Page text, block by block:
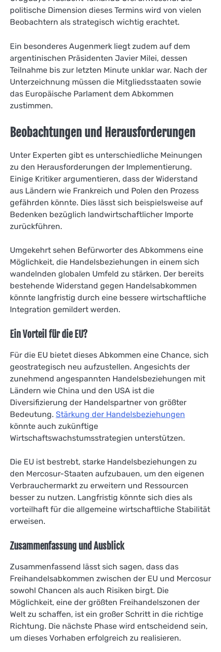
politische Dimension dieses Termins wird von vielen
Beobachtern als strategisch wichtig erachtet.
Ein besonderes Augenmerk liegt zudem auf dem
argentinischen Präsidenten Javier Milei, dessen
Teilnahme bis zur letzten Minute unklar war. Nach der
Unterzeichnung müssen die Mitgliedsstaaten sowie
das Europäische Parlament dem Abkommen
zustimmen.
Beobachtungen und Herausforderungen
Unter Experten gibt es unterschiedliche Meinungen
zu den Herausforderungen der Implementierung.
Einige Kritiker argumentieren, dass der Widerstand
aus Ländern wie Frankreich und Polen den Prozess
gefährden könnte. Dies lässt sich beispielsweise auf
Bedenken bezüglich landwirtschaftlicher Importe
zurückführen.
Umgekehrt sehen Befürworter des Abkommens eine
Möglichkeit, die Handelsbeziehungen in einem sich
wandelnden globalen Umfeld zu stärken. Der bereits
bestehende Widerstand gegen Handelsabkommen
könnte langfristig durch eine bessere wirtschaftliche
Integration gemildert werden.
Ein Vorteil für die EU?
Für die EU bietet dieses Abkommen eine Chance, sich
geostrategisch neu aufzustellen. Angesichts der
zunehmend angespannten Handelsbeziehungen mit
Ländern wie China und den USA ist die
Diversifizierung der Handelspartner von größter
Bedeutung. Stärkung der Handelsbeziehungen
könnte auch zukünftige
Wirtschaftswachstumsstrategien unterstützen.
Die EU ist bestrebt, starke Handelsbeziehungen zu
den Mercosur-Staaten aufzubauen, um den eigenen
Verbrauchermarkt zu erweitern und Ressourcen
besser zu nutzen. Langfristig könnte sich dies als
vorteilhaft für die allgemeine wirtschaftliche Stabilität
erweisen.
Zusammenfassung und Ausblick
Zusammenfassend lässt sich sagen, dass das
Freihandelsabkommen zwischen der EU und Mercosur
sowohl Chancen als auch Risiken birgt. Die
Möglichkeit, eine der größten Freihandelszonen der
Welt zu schaffen, ist ein großer Schritt in die richtige
Richtung. Die nächste Phase wird entscheidend sein,
um dieses Vorhaben erfolgreich zu realisieren.